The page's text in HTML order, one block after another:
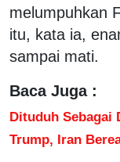
melumpuhkan
itu, kata ia,
sampai mati.
Baca Juga :
Dituduh Sebagai
Trump, Iran